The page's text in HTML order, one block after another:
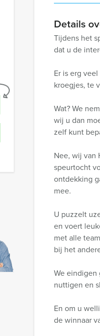
Details
Tijdens het
dat u de
Er is erg
kroegjes, te
Wat? We
wij u dan
zelf kunt
Nee, wij van
speurtocht
ontdekking
mee.
U puzzelt
en voert
met alle
bij het
We eindigen
nuttigen en
En om u
de winnaar